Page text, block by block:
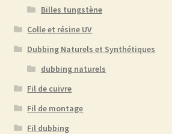
Billes tungstène
Colle et résine UV
Dubbing Naturels et Synthétiques
dubbing naturels
Fil de cuivre
Fil de montage
Fil dubbing